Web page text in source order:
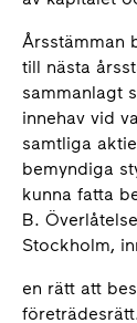
Årsstämman
till nästa
sammanlagt
innehav vid
samtliga
bemyndiga
kunna fatta
B.
Stockholm,
en rätt att